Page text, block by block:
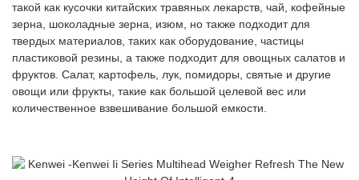
такой как кусочки китайских травяных лекарств, чай, кофейные
зерна, шоколадные зерна, изюм, но также подходит для
твердых материалов, таких как оборудование, частицы
пластиковой резины, а также подходит для овощных салатов и
фруктов. Салат, картофель, лук, помидоры, святые и другие
овощи или фрукты, такие как большой целевой вес или
количественное взвешивание большой емкости.